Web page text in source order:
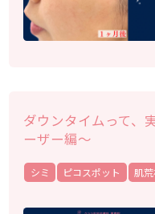
ダウンタイムって、
ーザー編～
シミ ピコスポット 肌